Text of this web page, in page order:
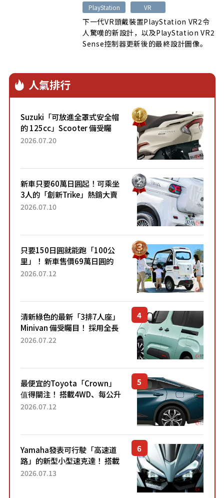
PlayStation VR
下一代VR頭戴裝置PlayStation VR2令
人驚嘆的新設計，以及PlayStation VR2
Sense控制器更新後的最終設計圖像。
人氣排行
Suzuki「可放進全罩式安全帽
的 125cc」Scooter 備受矚
目！採用全新流線設計與各項
2026.07.20
新車只要60萬日圓起！可乘坐
3人的「創新Trike」熱銷大賣
成為人氣車款！「養車成本真
2026.07.10
只要150日圓就能跑「100公
里」！ 新車售價69萬日圓的
「3人座」Trike大受歡迎！ 順
2026.07.12
清新綠色的最新「3排7人座」
Minivan 備受矚目！ 採用全長
4.7公尺剛剛好的車身尺寸與
2026.07.22
最便宜的Toyota「Crown」
值得關注！ 搭載4WD、每公升
22.4公里低油耗表現超亮眼！
2026.07.12
Yamaha發表可行駛「高速道
路」的新型小型速克達！ 搭載
能享受超強勁「渦輪感」的動
2026.07.13